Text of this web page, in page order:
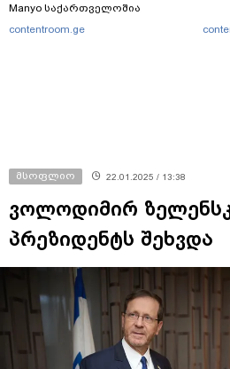
Manyo საქართველოშია
contentroom.ge
მსოფლიო 22.01.2025 / 13:38
ვოლოდიმირ
პრეზიდენტს შეხვდა